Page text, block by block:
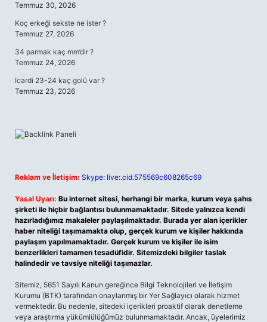
Temmuz 30, 2026
Koç erkeği sekste ne ister ?
Temmuz 27, 2026
34 parmak kaç mm’dir ?
Temmuz 24, 2026
Icardi 23-24 kaç golü var ?
Temmuz 23, 2026
Reklam ve İletişim: Skype: live:.cid.575569c608265c69
Yasal Uyarı: Bu internet sitesi, herhangi bir marka, kurum veya şahıs
şirketi ile hiçbir bağlantısı bulunmamaktadır. Sitede yalnızca kendi
hazırladığımız makaleler paylaşılmaktadır. Burada yer alan içerikler
haber niteliği taşımamakta olup, gerçek kurum ve kişiler hakkında
paylaşım yapılmamaktadır. Gerçek kurum ve kişiler ile isim
benzerlikleri tamamen tesadüfidir. Sitemizdeki bilgiler taslak
halindedir ve tavsiye niteliği taşımazlar.
Sitemiz, 5651 Sayılı Kanun gereğince Bilgi Teknolojileri ve İletişim
Kurumu (BTK) tarafından onaylanmış bir Yer Sağlayıcı olarak hizmet
vermektedir. Bu nedenle, sitedeki içerikleri proaktif olarak denetleme
veya araştırma yükümlülüğümüz bulunmamaktadır. Ancak, üyelerimiz